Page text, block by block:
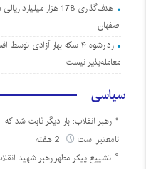
هدف‌گذاری 178 هزار
اصفهان
رد رشوه ۴ سکه بهار
معامله‌پذیر نیست
سیاسی
رهبر انقلاب: بار دیگر ثابت شد
نامعتبر است
تشییع پیکر مطهر رهبر شهید